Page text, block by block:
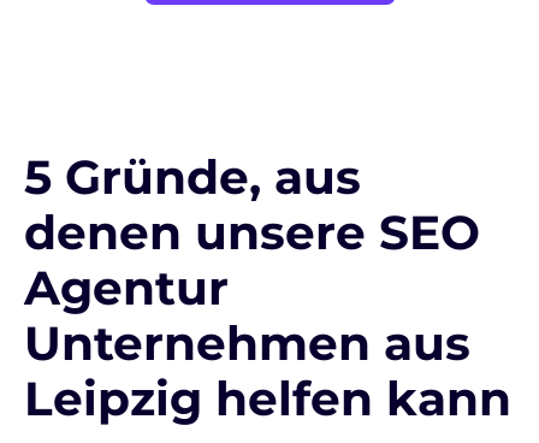
5 Gründe, aus
denen unsere SEO
Agentur
Unternehmen aus
Leipzig helfen kann